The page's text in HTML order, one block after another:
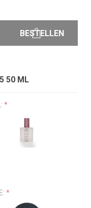
BESTELLEN
50 ML
*
*